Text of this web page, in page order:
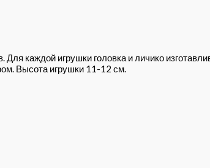
каждой игрушки головка и личико
Высота игрушки 11-12 см.